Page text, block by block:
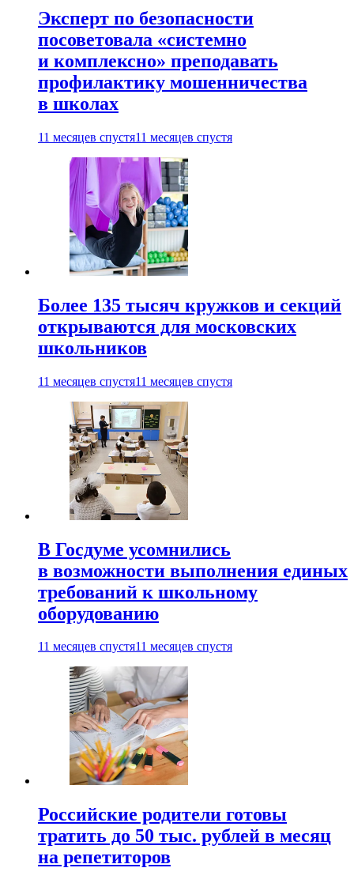
Эксперт по безопасности
посоветовала «системно
и комплексно» преподавать
профилактику мошенничества
в школах
11 месяцев спустя11 месяцев спустя
Более 135 тысяч кружков и секций
открываются для московских
школьников
11 месяцев спустя11 месяцев спустя
В Госдуме усомнились
в возможности выполнения единых
требований к школьному
оборудованию
11 месяцев спустя11 месяцев спустя
Российские родители готовы
тратить до 50 тыс. рублей в месяц
на репетиторов